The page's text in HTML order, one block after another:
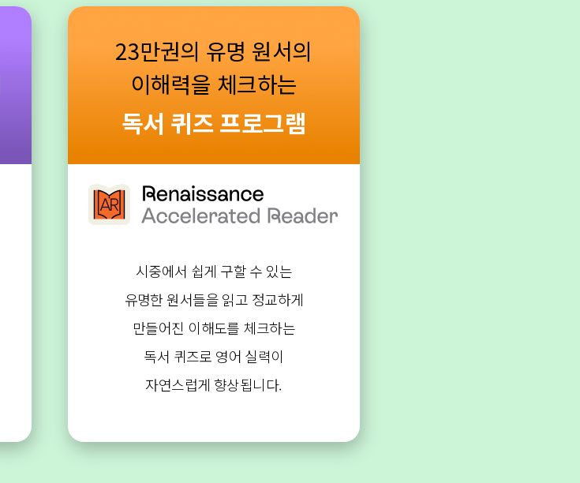
23만권의 유명 원서의
이해력을 체크하는
독서 퀴즈 프로그램
시중에서 쉽게 구할 수 있는
유명한 원서들을 읽고 정교하게
만들어진 이해도를 체크하는
독서 퀴즈로 영어 실력이
자연스럽게 향상됩니다.